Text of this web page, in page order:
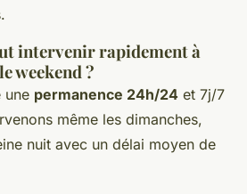
intervenir rapidement à
weekend ?
une permanence 24h/24 et 7j/7
même les dimanches,
nuit avec un délai moyen de